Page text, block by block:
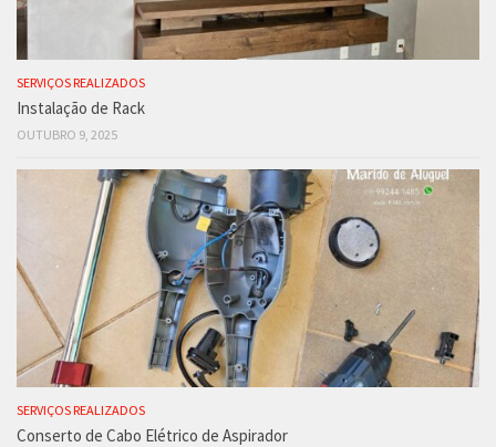
SERVIÇOS REALIZADOS
Instalação de Rack
OUTUBRO 9, 2025
SERVIÇOS REALIZADOS
Conserto de Cabo Elétrico de Aspirador